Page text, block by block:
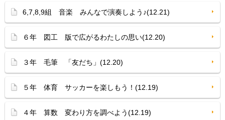
6,7,8,9組 音楽 みんなで演奏しよう♪(12.21)
６年 図工 版で広がるわたしの思い(12.20)
３年 毛筆 「友だち」(12.20)
５年 体育 サッカーを楽しもう！(12.19)
４年 算数 変わり方を調べよう(12.19)